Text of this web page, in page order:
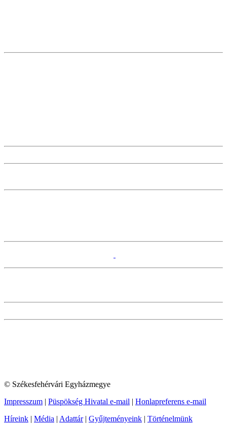
© Székesfehérvári Egyházmegye
Impresszum | Püspökség Hivatal e-mail | Honlapreferens e-mail
Híreink | Média | Adattár| Gyűjteményeink | Történelmünk